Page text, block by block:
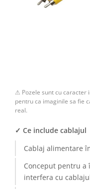
⚠ Pozele sunt cu caracter
pentru ca imaginile sa fie
real.
✓ Ce include cablajul
Cablaj alimentare
Conceput pentru
interfera cu